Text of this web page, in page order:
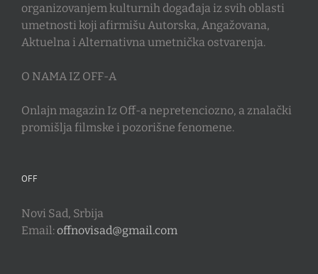
organizovanjem kulturnih događaja iz svih oblasti
umetnosti koji afirmišu Autorska, Angažovana,
Aktuelna i Alternativna umetnička ostvarenja.
O NAMA IZ OFF-A
Onlajn magazin Iz Off-a nepretenciozno, a znalački
promišlja filmske i pozorišne fenomene.
OFF
Novi Sad, Srbija
Email:offnovisad@gmail.com